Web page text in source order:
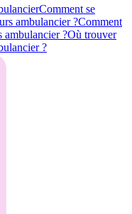
Comment se
ambulancier ?Comment
ambulancier ?Où trouver
?